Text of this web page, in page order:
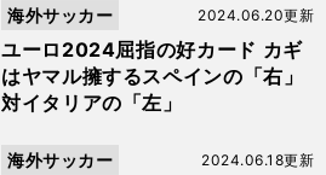
ユーロ2024屈指の好カード カギ
はヤマル擁するスペインの「右」
対イタリアの「左」
2024.06.20更新
海外サッカー
2024.06.18更新
海外サッカー